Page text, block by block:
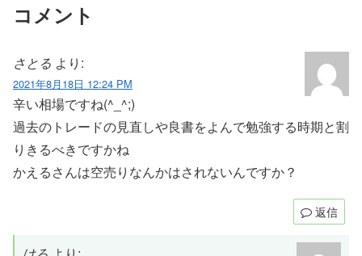
コメント
さとる より:
2021年8月18日 12:24 PM
辛い相場ですね(^_^;)
過去のトレードの見直しや良書をよんで勉強する時期と割
りきるべきですかね
かえるさんは空売りなんかはされないんですか？
返信